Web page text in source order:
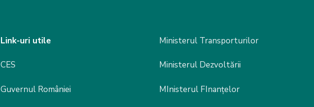
Link-uri utile
CES
Guvernul României
Ministerul Transporturilor
Ministerul Dezvoltării
MInisterul FInanțelor